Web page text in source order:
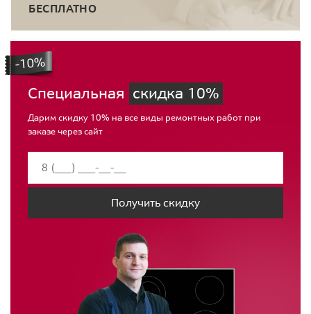
БЕСПЛАТНО
Специальная скидка 10%
Дарим скидку 10% на все виды ремонтных работ при
заказе через сайт
Получить скидку